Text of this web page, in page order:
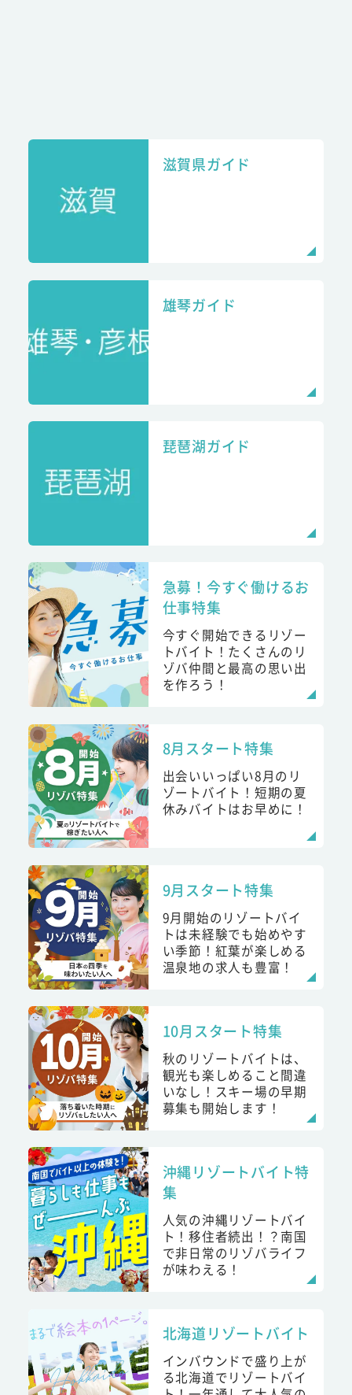
滋賀県ガイド
雄琴ガイド
琵琶湖ガイド
急募！今すぐ働けるお
仕事特集
今すぐ開始できるリゾー
トバイト！たくさんのリ
ゾバ仲間と最高の思い出
を作ろう！
8月スタート特集
出会いいっぱい8月のリ
ゾートバイト！短期の夏
休みバイトはお早めに！
9月スタート特集
9月開始のリゾートバイ
トは未経験でも始めやす
い季節！紅葉が楽しめる
温泉地の求人も豊富！
10月スタート特集
秋のリゾートバイトは、
観光も楽しめること間違
いなし！スキー場の早期
募集も開始します！
沖縄リゾートバイト特
集
人気の沖縄リゾートバイ
ト！移住者続出！？南国
で非日常のリゾバライフ
が味わえる！
北海道リゾートバイト
インバウンドで盛り上が
る北海道でリゾートバイ